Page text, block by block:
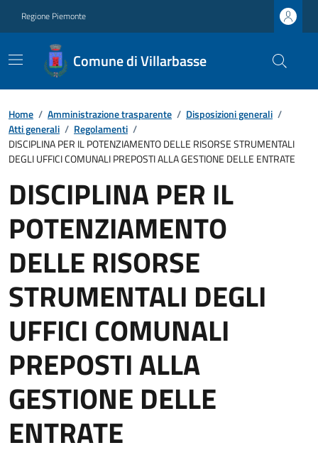
Regione Piemonte
Comune di Villarbasse
Home / Amministrazione trasparente / Disposizioni generali /
Atti generali / Regolamenti /
DISCIPLINA PER IL POTENZIAMENTO DELLE RISORSE STRUMENTALI
DEGLI UFFICI COMUNALI PREPOSTI ALLA GESTIONE DELLE ENTRATE
DISCIPLINA PER IL
POTENZIAMENTO
DELLE RISORSE
STRUMENTALI DEGLI
UFFICI COMUNALI
PREPOSTI ALLA
GESTIONE DELLE
ENTRATE